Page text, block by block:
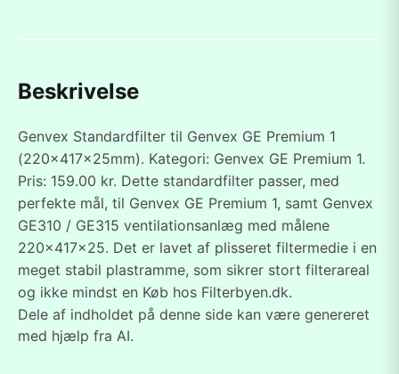
Beskrivelse
Genvex Standardfilter til Genvex GE Premium 1
(220x417x25mm). Kategori: Genvex GE Premium 1.
Pris: 159.00 kr. Dette standardfilter passer, med
perfekte mål, til Genvex GE Premium 1, samt Genvex
GE310 / GE315 ventilationsanlæg med målene
220x417x25. Det er lavet af plisseret filtermedie i en
meget stabil plastramme, som sikrer stort filterareal
og ikke mindst en Køb hos Filterbyen.dk.
Dele af indholdet på denne side kan være genereret
med hjælp fra AI.